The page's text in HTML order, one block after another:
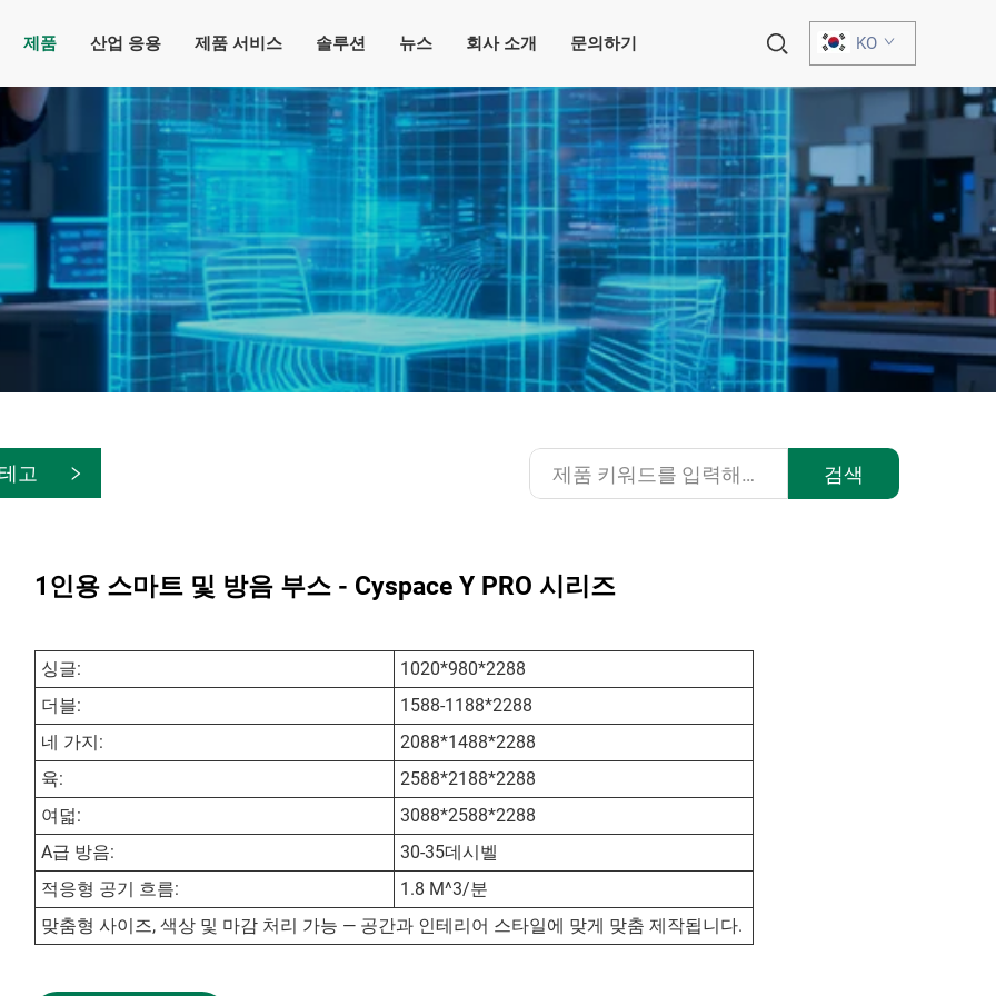
제품 산업 응용 제품 서비스 솔루션 뉴스 회사 소개 문의하기 KO
고 검색
1인용 스마트 및 방음 부스 - Cyspace Y PRO 시리즈
싱글:
1020*980*2288
더블:
1588-1188*2288
네 가지:
2088*1488*2288
육:
2588*2188*2288
여덟:
3088*2588*2288
A급 방음:
30-35데시벨
적응형 공기 흐름:
1.8 M^3/분
맞춤형 사이즈, 색상 및 마감 처리 가능 — 공간과 인테리어 스타일에 맞게 맞춤 제작됩니다.